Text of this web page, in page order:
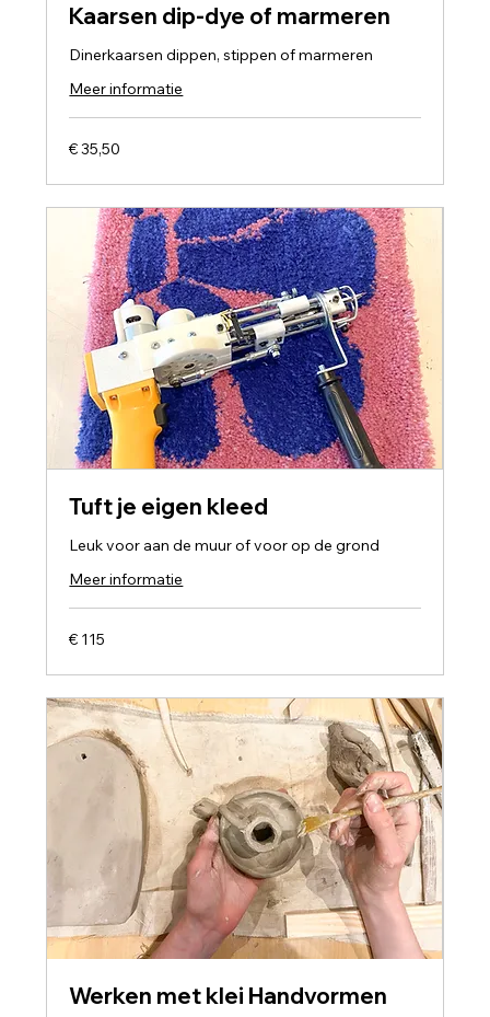
Kaarsen dip-dye of marmeren
Dinerkaarsen dippen, stippen of marmeren
Meer informatie
35,50
euro
€ 35,50
Tuft je eigen kleed
Leuk voor aan de muur of voor op de grond
Meer informatie
115
euro
€ 115
Werken met klei Handvormen